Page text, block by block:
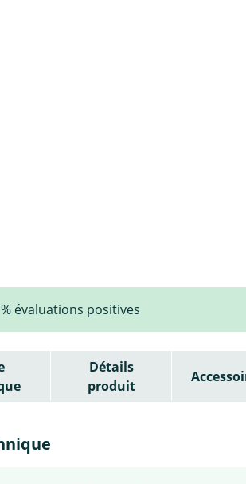
évaluations positives
Détails
produit